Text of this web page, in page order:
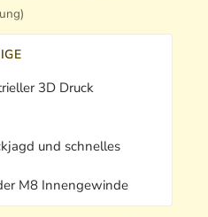
3D Druck
und schnelles
M8 Innengewinde